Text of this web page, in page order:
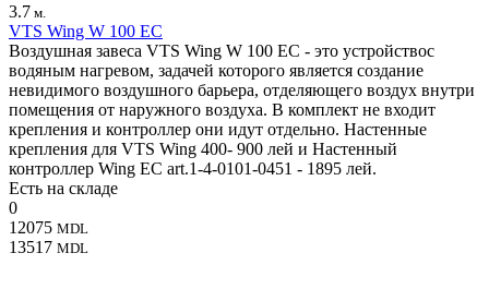
3.7 м.
VTS Wing W 100 EC
Воздушная завеса VTS Wing W 100 EC - это устройствос
водяным нагревом, задачей которого является создание
невидимого воздушного барьера, отделяющего воздух внутри
помещения от наружного воздуха. В комплект не входит
крепления и контроллер они идут отдельно. Настенные
крепления для VTS Wing 400- 900 лей и Настенный
контроллер Wing EC art.1-4-0101-0451 - 1895 лей.
Есть на складе
0
12075 MDL
13517 MDL